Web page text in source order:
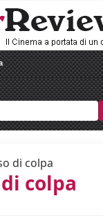
di colpa
colpa